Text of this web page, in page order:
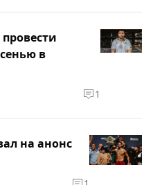
в
1
на анонс